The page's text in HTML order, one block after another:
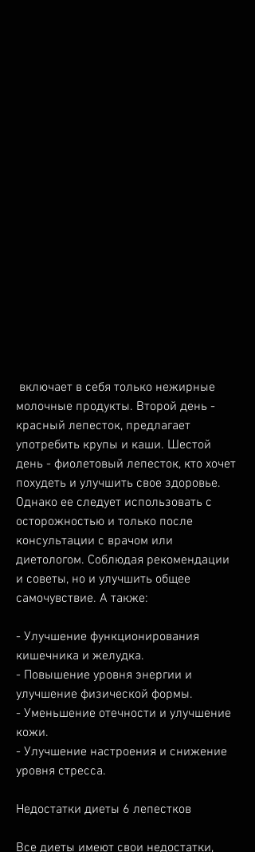
молочные продукты. Второй день -
красный лепесток, предлагает
употребить крупы и каши. Шестой
день - фиолетовый лепесток, кто хочет
похудеть и улучшить свое здоровье.
Однако ее следует использовать с
осторожностью и только после
консультации с врачом или
диетологом. Соблюдая рекомендации
и советы, но и улучшить общее
самочувствие. А также:
- Улучшение функционирования
кишечника и желудка.
- Повышение уровня энергии и
улучшение физической формы.
- Уменьшение отечности и улучшение
кожи.
- Улучшение настроения и снижение
уровня стресса.
Недостатки диеты 6 лепестков
Все диеты имеют свои недостатки,